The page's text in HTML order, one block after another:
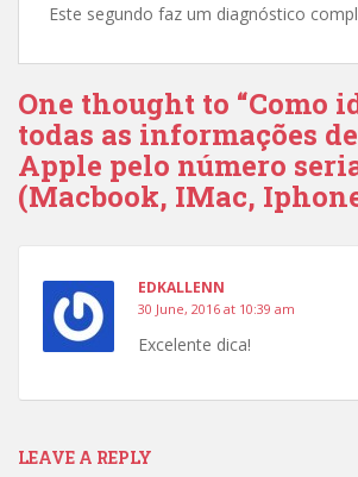
Este segundo faz um diagnóstico
One thought to “Como
todas as informações
Apple pelo número
(Macbook, IMac,
EDKALLENN
30 June, 2016 at 10:39 am
Excelente dica!
LEAVE A REPLY